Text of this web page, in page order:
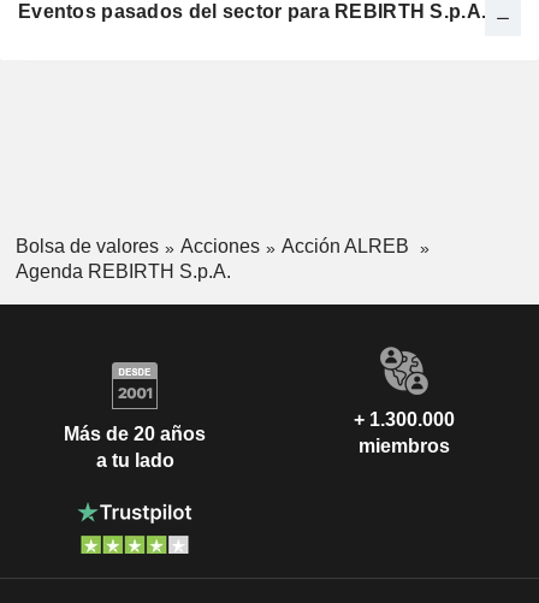
Eventos pasados del sector para REBIRTH S.p.A.
Bolsa de valores Acciones
Acción ALREB
Agenda REBIRTH S.p.A.
Más de 20 años
a tu lado
+ 1.300.000
miembros